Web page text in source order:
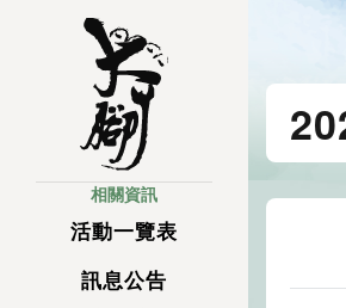
相關資訊
活動一覽表
訊息公告